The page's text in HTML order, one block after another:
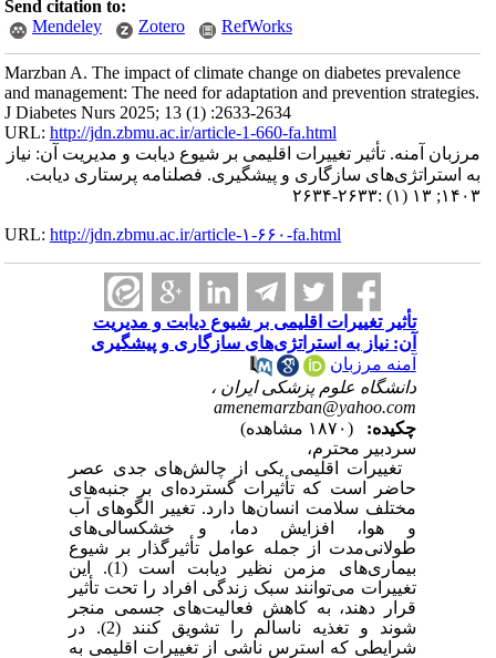
Send citation to:
Mendeley
Zotero RefWorks
Marzban A. The impact of climate change on diabetes prevalence
and management: The need for adaptation and prevention strategies.
J Diabetes Nurs 2025; 13 (1) :2633-2634
URL:http://jdn.zbmu.ac.ir/article-1-660-fa.html
مرزبان آمنه. تأثیر تغییرات اقلیمی بر شیوع دیابت و مدیریت آن: نیاز
به استراتژی‌های سازگاری و پیشگیری. فصلنامه پرستاری دیابت.
۱۴۰۳; ۱۳ (۱) :۲۶۳۳-۲۶۳۴
URL:http://jdn.zbmu.ac.ir/article-۱-۶۶۰-fa.html
تأثیر تغییرات اقلیمی بر شیوع دیابت و مدیریت
آن: نیاز به استراتژی‌های سازگاری و پیشگیری
آمنه مرزبان
دانشگاه علوم پزشکی ایران ،
amenemarzban@yahoo.com
چکیده:
سردبیر محترم،
تغییرات اقلیمی یکی از چالش‌های جدی عصر
حاضر است که تأثیرات گسترده‌ای بر جنبه‌های
مختلف سلامت انسان‌ها دارد. تغییر الگوهای آب
و هوا، افزایش دما، و خشکسالی‌های
طولانی‌مدت از جمله عوامل تأثیرگذار بر شیوع
بیماری‌های مزمن نظیر دیابت است
. این
تغییرات می‌توانند سبک زندگی افراد را تحت تأثیر
قرار دهند، به کاهش فعالیت‌های جسمی منجر
شوند و تغذیه ناسالم را تشویق کنند
. در
شرایطی که استرس ناشی از تغییرات اقلیمی به